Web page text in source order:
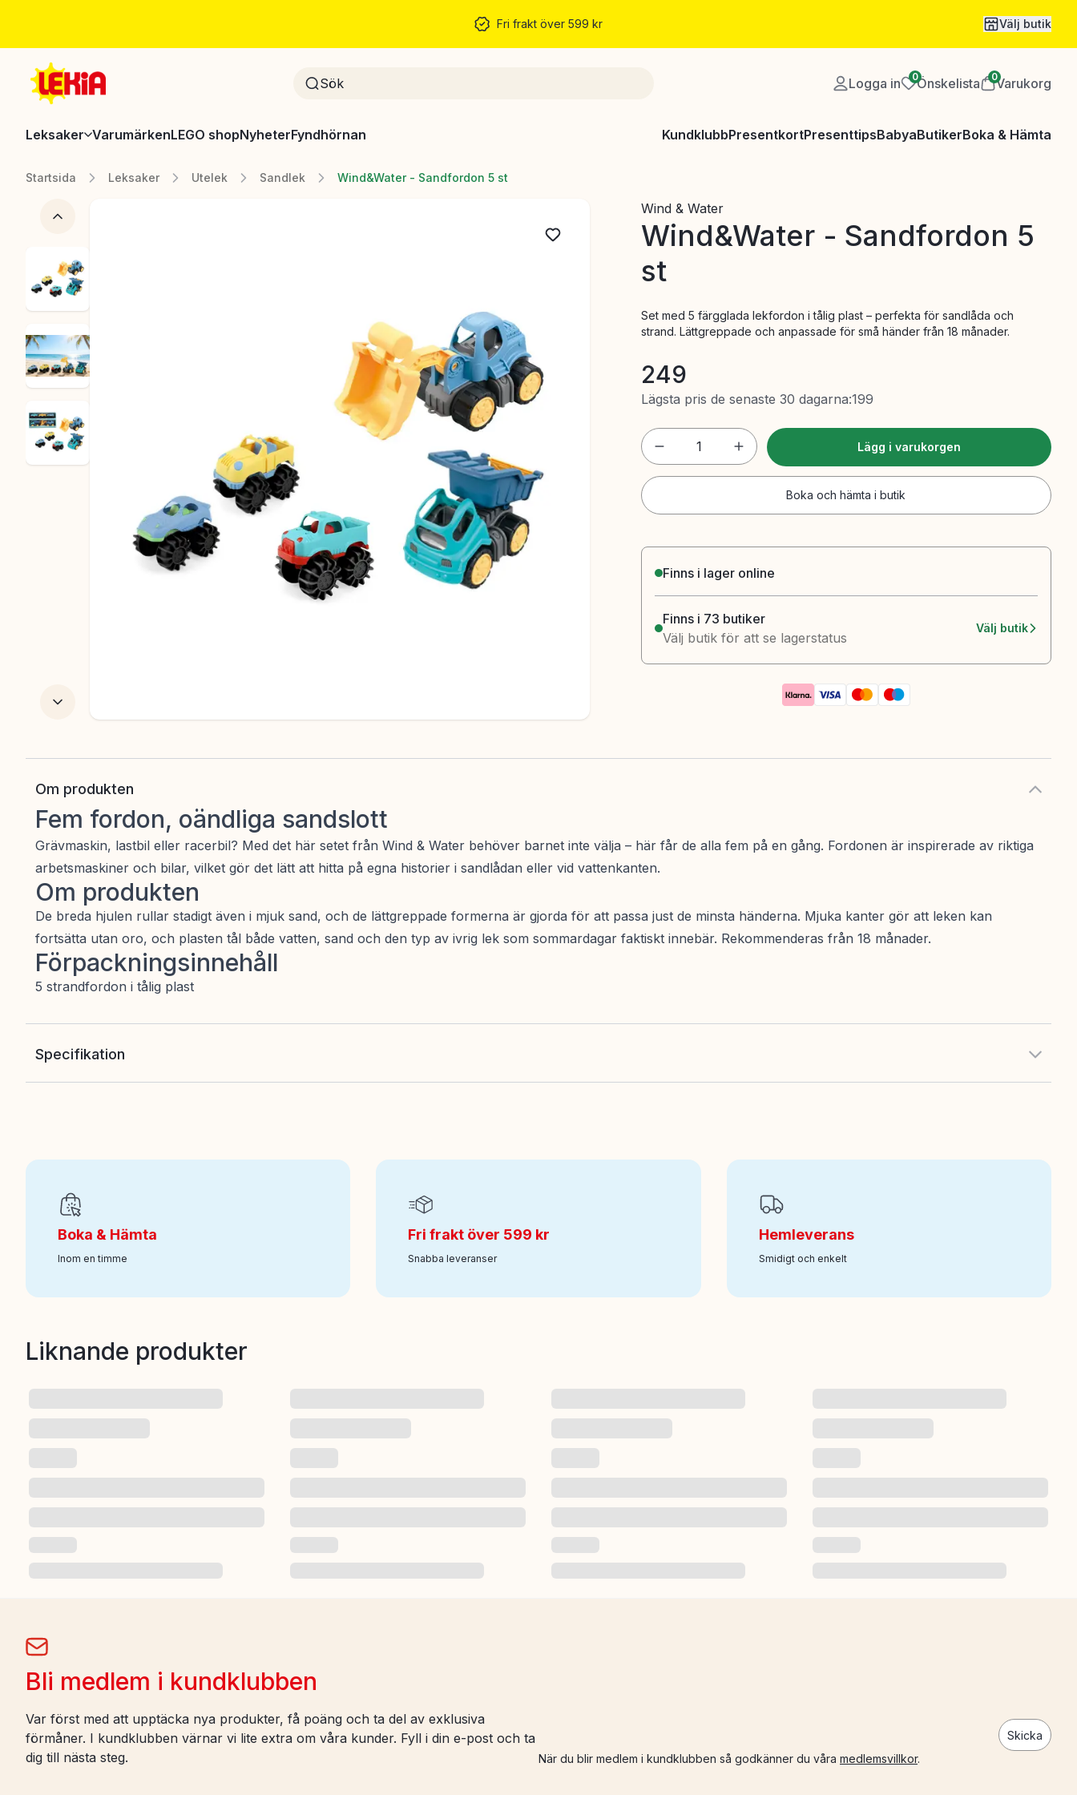
Fri frakt över 599 kr Välj butik
Logga in 0Önskelista 0Varukorg
Leksaker VarumärkenLEGO shopNyheterFyndhörnan KundklubbPresentkortPresenttipsBabyaButikerBoka & Hämta
Startsida Leksaker Utelek Sandlek Wind&Water - Sandfordon 5 st
Wind & Water
Wind&Water - Sandfordon 5
st
Set med 5 färgglada lekfordon i tålig plast – perfekta för sandlåda och
strand. Lättgreppade och anpassade för små händer från 18 månader.
249
Lägsta pris de senaste 30 dagarna:199
1 Lägg i varukorgen
Boka och hämta i butik
Finns i lager online
Finns i 73 butiker
Välj butik för att se lagerstatus
Välj butik
Om produkten
Fem fordon, oändliga sandslott
Grävmaskin, lastbil eller racerbil? Med det här setet från Wind & Water behöver barnet inte välja – här får de alla fem på en gång. Fordonen är inspirerade av riktiga
arbetsmaskiner och bilar, vilket gör det lätt att hitta på egna historier i sandlådan eller vid vattenkanten.
Om produkten
De breda hjulen rullar stadigt även i mjuk sand, och de lättgreppade formerna är gjorda för att passa just de minsta händerna. Mjuka kanter gör att leken kan
fortsätta utan oro, och plasten tål både vatten, sand och den typ av ivrig lek som sommardagar faktiskt innebär. Rekommenderas från 18 månader.
Förpackningsinnehåll
5 strandfordon i tålig plast
Specifikation
Ålder från:1.5
Art nr:100-465011757
Boka & Hämta
Inom en timme
Fri frakt över 599 kr
Snabba leveranser
Hemleverans
Smidigt och enkelt
Liknande produkter
Bli medlem i kundklubben
Var först med att upptäcka nya produkter, få poäng och ta del av exklusiva
förmåner. I kundklubben värnar vi lite extra om våra kunder. Fyll i din e-post och ta
dig till nästa steg.
Skicka
När du blir medlem i kundklubben så godkänner du våra medlemsvillkor.